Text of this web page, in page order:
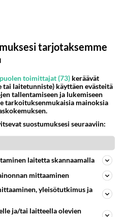
voi olla myöhäistä. Mut onhan
Entäs toisella?
alkaa kärsivällisyys
minun on vaikea
luontoni vastaisesti...
Kommentoi
alkaa kärsivällisyys loppua
tarjotaksemme
toimittajat (73) keräävät
laitetunniste) käyttäen evästeitä
tallentamiseen ja lukemiseen
tarkoituksenmukaisia mainoksia
suostumuksesi seuraaviin:
laitetta skannaamalla
mittaaminen
yleisötutkimus ja
ja/tai laitteella olevien